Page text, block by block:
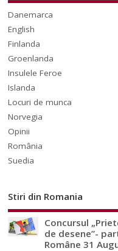
Danemarca
English
Finlanda
Groenlanda
Insulele Feroe
Islanda
Locuri de munca
Norvegia
Opinii
România
Suedia
Stiri din Romania
Concursul
de desene”-
Române 31